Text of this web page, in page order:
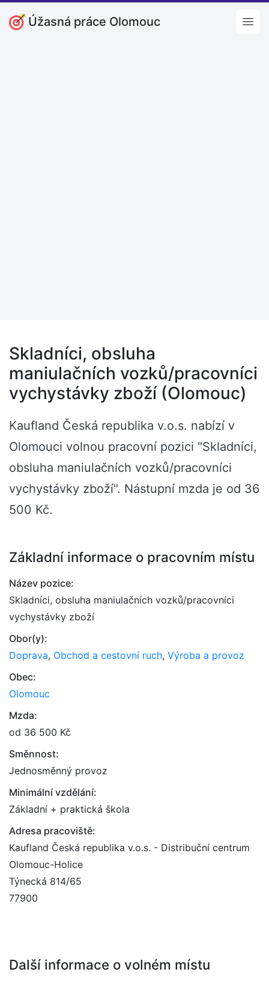
Úžasná práce Olomouc
Skladníci, obsluha
maniulačních vozků/pracovníci
vychystávky zboží (Olomouc)
Kaufland Česká republika v.o.s. nabízí v
Olomouci volnou pracovní pozici "Skladníci,
obsluha maniulačních vozků/pracovníci
vychystávky zboží". Nástupní mzda je od 36
500 Kč.
Základní informace o pracovním místu
Název pozice:
Skladníci, obsluha maniulačních vozků/pracovníci
vychystávky zboží
Obor(y):
Doprava, Obchod a cestovní ruch, Výroba a provoz
Obec:
Olomouc
Mzda:
od 36 500 Kč
Směnnost:
Jednosměnný provoz
Minimální vzdělání:
Základní + praktická škola
Adresa pracoviště:
Kaufland Česká republika v.o.s. - Distribuční centrum
Olomouc-Holice
Týnecká 814/65
77900
Další informace o volném místu